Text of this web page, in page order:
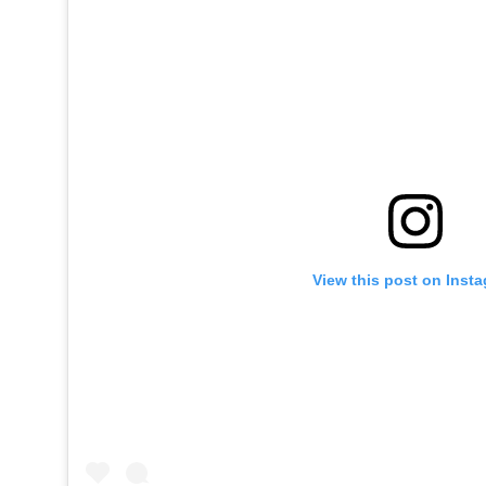
View this post on